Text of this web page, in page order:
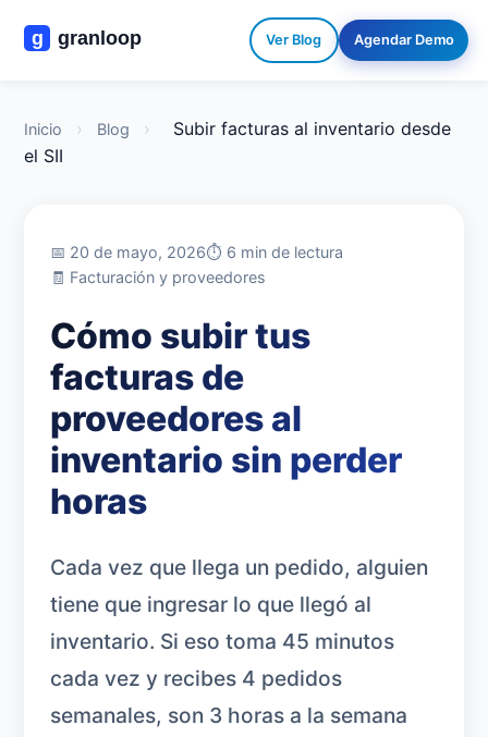
Ver Blog Agendar Demo
Inicio › Blog ›
Subir facturas al inventario desde
el SII
📅 20 de mayo, 2026⏱️ 6 min de lectura
🧾 Facturación y proveedores
Cómo subir tus
facturas de
proveedores al
inventario sin perder
horas
Cada vez que llega un pedido, alguien
tiene que ingresar lo que llegó al
inventario. Si eso toma 45 minutos
cada vez y recibes 4 pedidos
semanales, son 3 horas a la semana